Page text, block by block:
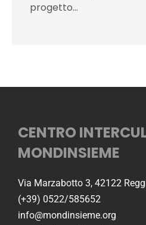
progetto…
CENTRO
MONDINSIEME
Via Marzabotto 3, 42122
(+39) 0522/585652
info@mondinsieme.org